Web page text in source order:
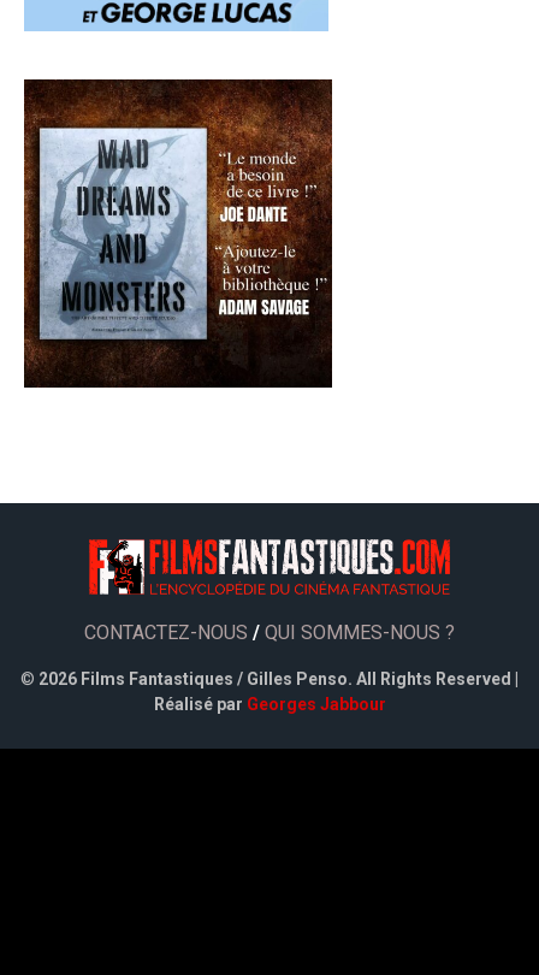
CONTACTEZ-NOUS / QUI SOMMES-NOUS ?
© 2026 Films Fantastiques / Gilles Penso. All Rights Reserved |
Réalisé par Georges Jabbour